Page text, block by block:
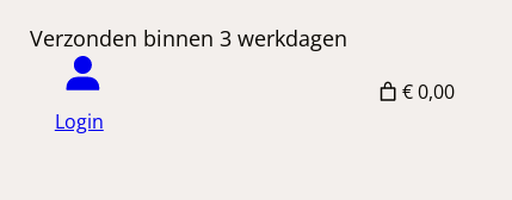
binnen 3 werkdagen
Login
€ 0,00